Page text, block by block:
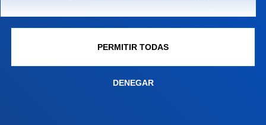
PERMITIR TODAS
DENEGAR